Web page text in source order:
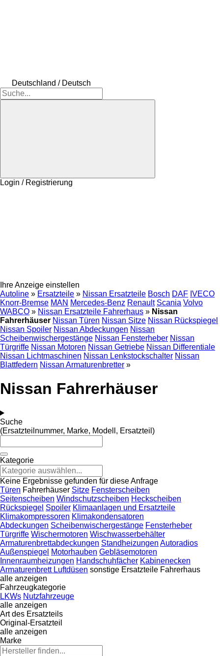
Deutschland / Deutsch
Login / Registrierung
Ihre Anzeige einstellen
Autoline » Ersatzteile » Nissan Ersatzteile Bosch DAF IVECO
Knorr-Bremse MAN Mercedes-Benz Renault Scania Volvo
WABCO » Nissan Ersatzteile Fahrerhaus » Nissan
Fahrerhäuser Nissan Türen Nissan Sitze Nissan Rückspiegel
Nissan Spoiler Nissan Abdeckungen Nissan
Scheibenwischergestänge Nissan Fensterheber Nissan
Türgriffe Nissan Motoren Nissan Getriebe Nissan Differentiale
Nissan Lichtmaschinen Nissan Lenkstockschalter Nissan
Blattfedern Nissan Armaturenbretter »
Nissan Fahrerhäuser
Suche
(Ersatzteilnummer, Marke, Modell, Ersatzteil)
Kategorie
Keine Ergebnisse gefunden für diese Anfrage
Türen Fahrerhäuser Sitze Fensterscheiben
Seitenscheiben Windschutzscheiben Heckscheiben
Rückspiegel Spoiler Klimaanlagen und Ersatzteile
Klimakompressoren Klimakondensatoren
Abdeckungen Scheibenwischergestänge Fensterheber
Türgriffe Wischermotoren Wischwasserbehälter
Armaturenbrettabdeckungen Standheizungen Autoradios
Außenspiegel Motorhauben Gebläsemotoren
Innenraumheizungen Handschuhfächer Kabinenecken
Armaturenbrett Luftdüsen sonstige Ersatzteile Fahrerhaus
alle anzeigen
Fahrzeugkategorie
LKWs Nutzfahrzeuge
alle anzeigen
Art des Ersatzteils
Original-Ersatzteil
alle anzeigen
Marke